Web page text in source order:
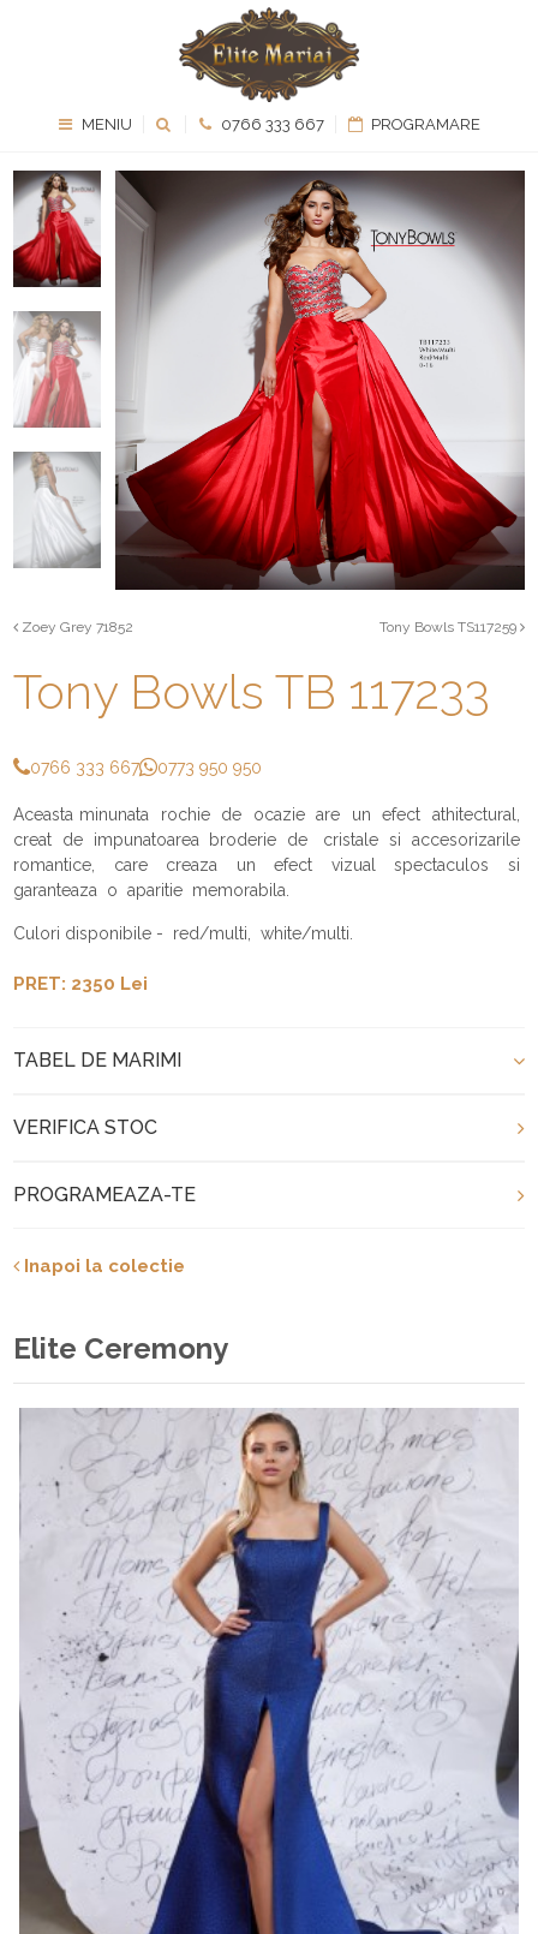
MENIU 0766 333 667 PROGRAMARE
Zoey Grey 71852 Tony Bowls TS117259
Tony Bowls TB 117233
0766 333 667 0773 950 950
Aceasta minunata rochie de ocazie are un efect athitectural,
creat de impunatoarea broderie de cristale si accesorizarile
romantice, care creaza un efect vizual spectaculos si
garanteaza o aparitie memorabila.
Culori disponibile - red/multi, white/multi.
PRET: 2350 Lei
TABEL DE MARIMI
VERIFICA STOC
PROGRAMEAZA-TE
Inapoi la colectie
Elite Ceremony